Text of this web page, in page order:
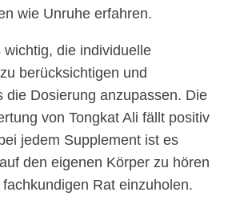
wie Unruhe erfahren.
wichtig, die individuelle
berücksichtigen und
die Dosierung anzupassen. Die
von Tongkat Ali fällt positiv
jedem Supplement ist es
den eigenen Körper zu hören
Rat einzuholen.